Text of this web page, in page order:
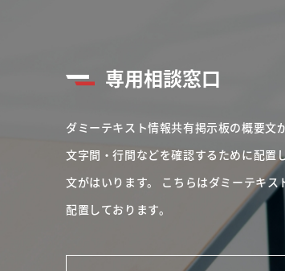
専用相談窓口
ダミーテキスト情報共有掲示板の概要文
文字間・行間などを確認するために配置
文がはいります。 こちらはダミーテキス
配置しております。